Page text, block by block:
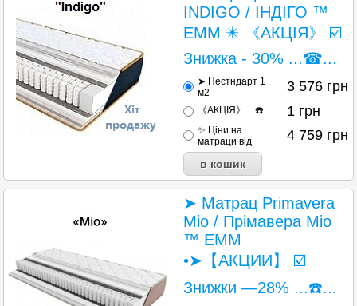
INDIGO / ІНДІГО ™
ЕММ ✴️ 《АКЦІЯ》 ☑️
Знижка - 30% ...☎...
➤ Нестндарт 1
м2
3 576 грн
《АКЦІЯ》 ...☎️... 1 грн
✨ Ціни на
матраци від
4 759 грн
➤ Матрац Primavera
Mio / Прімавера Міо
™ ЕММ
•➤【АКЦИИ】 ☑️
Знижки —28% ...☎️...